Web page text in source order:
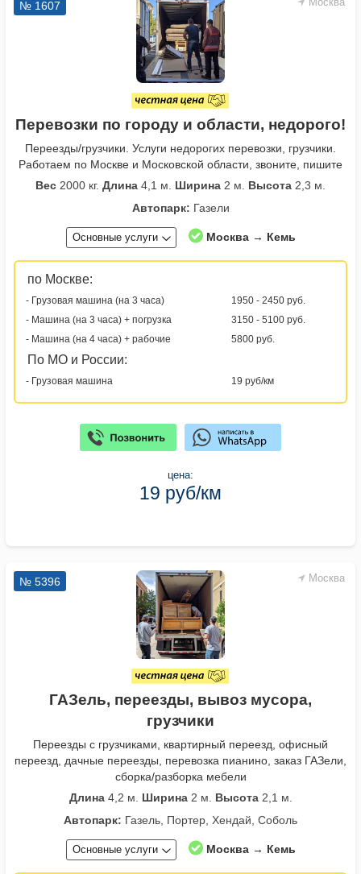
№ 1607
Перевозки по городу и области, недорого!
Переезды/грузчики. Услуги недорогих перевозки, грузчики.
Работаем по Москве и Московской области, звоните, пишите
Вес 2000 кг. Длина 4,1 м. Ширина 2 м. Высота 2,3 м.
Автопарк: Газели
Основные услуги Москва → Кемь
по Москве:
- Грузовая машина (на 3 часа)
1950 - 2450 руб.
- Машина (на 3 часа) + погрузка
3150 - 5100 руб.
- Машина (на 4 часа) + рабочие
5800 руб.
По МО и России:
- Грузовая машина 19 руб/км
цена:
19 руб/км
Москва
№ 5396
ГАЗель, переезды, вывоз мусора,
грузчики
Переезды с грузчиками, квартирный переезд, офисный
переезд, дачные переезды, перевозка пианино, заказ ГАЗели,
сборка/разборка мебели
Длина4,2 м. Ширина2 м. Высота2,1 м.
Автопарк: Газель, Портер, Хендай, Соболь
Основные услуги Москва → Кемь